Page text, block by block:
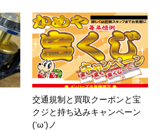
交通規制と買取クーポンと宝
クジと持ち込みキャンペーン
(‘ω’)ノ